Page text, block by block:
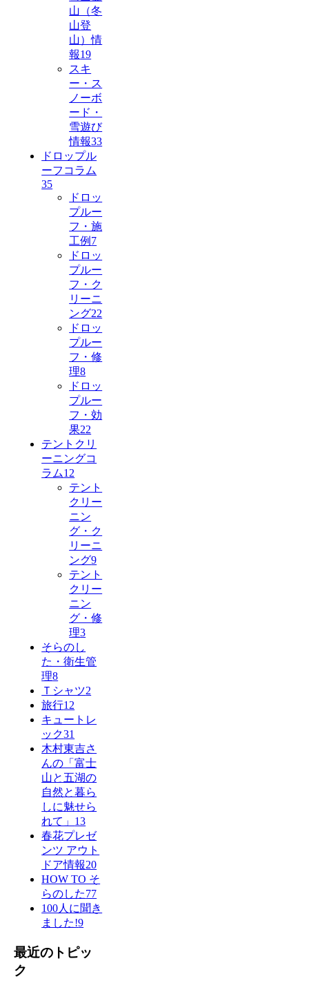
山（冬
山登
山）情
報19
スキ
ー・ス
ノーボ
ード・
雪遊び
情報33
ドロップル
ーフコラム
35
ドロッ
プルー
フ・施
工例 7
ドロッ
プルー
フ・ク
リーニ
ング22
ドロッ
プルー
フ・修
理8
ドロッ
プルー
フ・効
果22
テントクリ
ーニングコ
ラム12
テント
クリー
ニン
グ・ク
リーニ
ング9
テント
クリー
ニン
グ・修
理3
そらのし
た・衛生管
理8
Ｔシャツ2
旅行12
キュートレ
ック31
木村東吉さ
んの「富士
山と五湖の
自然と暮ら
しに魅せら
れて」 13
春花プレゼ
ンツ アウト
ドア情報20
HOW TO そ
らのした77
100人に聞き
ました!9
最近のトピッ
ク